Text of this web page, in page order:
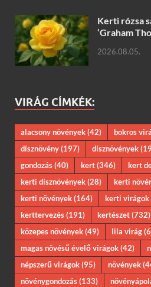
Kerti rózsa
‘Graham
2026.08.05.
VIRÁG CÍMKÉK:
alacsony növények(42) bokros
dísznövény(197) dísznövények
gondozás(40) kert(346) kert
kerti dísznövények(28) kerti
kerti növények(164) kerti virágok
kerttervezés(191) kertészet(732)
közepes növények(49) lila virág
magas növésű évelő virágok(42)
népszerű virágok(95) növények
növénygondozás(133)